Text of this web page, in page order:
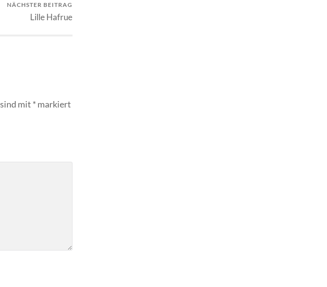
NÄCHSTER BEITRAG
Lille Hafrue
mit * markiert